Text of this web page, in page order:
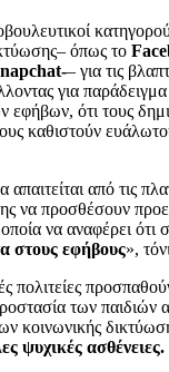
όπως το
– για τις
για
εφήβων, ότι τους
καθιστούν
απαιτείται από τις
να προσθέσουν
να αναφέρει ότι
στους εφήβους»,
πολιτείες
των παιδιών
κοινωνικής
ψυχικές ασθένειες.